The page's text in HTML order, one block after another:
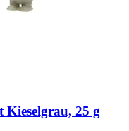
Kieselgrau, 25 g